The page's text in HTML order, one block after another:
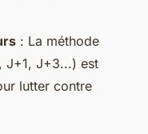
: La méthode
J+1, J+3...) est
lutter contre